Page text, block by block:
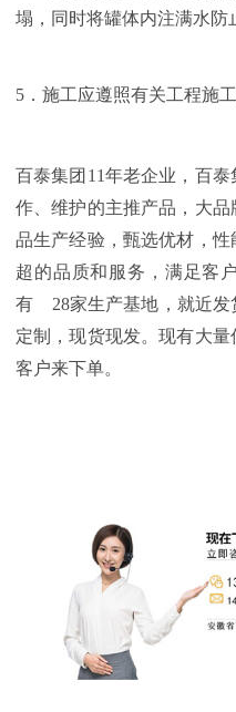
塌，同时将罐体内注满水防
5．施工应遵照有关工程施
百泰集团11年老企业，百
作、维护的主推产品，大
品生产经验，甄选优材，
超的品质和服务，满足客
有 28家生产基地，就近发
定制，现货现发。现有大
客户来下单。